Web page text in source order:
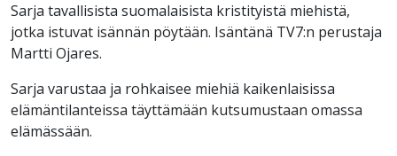
Sarja tavallisista suomalaisista kristityistä miehistä,
jotka istuvat isännän pöytään. Isäntänä TV7:n perustaja
Martti Ojares.
Sarja varustaa ja rohkaisee miehiä kaikenlaisissa
elämäntilanteissa täyttämään kutsumustaan omassa
elämässään.